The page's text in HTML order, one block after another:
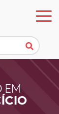
EM